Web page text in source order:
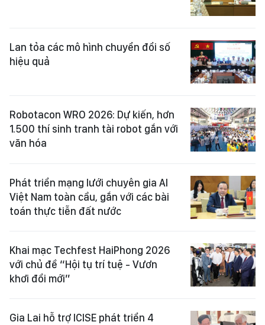
Lan tỏa các mô hình chuyển đổi số
hiệu quả
Robotacon WRO 2026: Dự kiến, hơn
1.500 thí sinh tranh tài robot gắn với
văn hóa
Phát triển mạng lưới chuyên gia AI
Việt Nam toàn cầu, gắn với các bài
toán thực tiễn đất nước
Khai mạc Techfest HaiPhong 2026
với chủ đề “Hội tụ trí tuệ - Vươn
khơi đổi mới”
Gia Lai hỗ trợ ICISE phát triển 4